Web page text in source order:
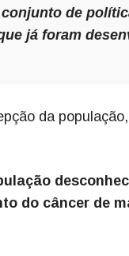
de
já foram
da
do câncer de